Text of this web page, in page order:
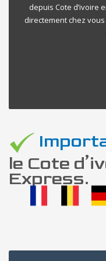
depuis Cote d’ivoire
directement chez
le Cote
Express.